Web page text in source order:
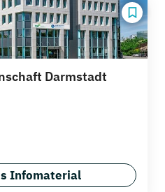
Darmstadt
Infomaterial